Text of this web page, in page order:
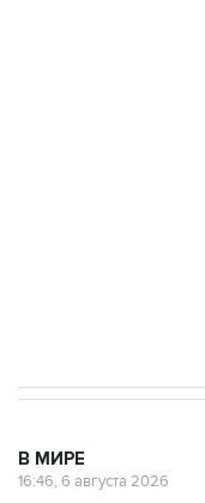
В МИРЕ
16:46, 6 августа 2026